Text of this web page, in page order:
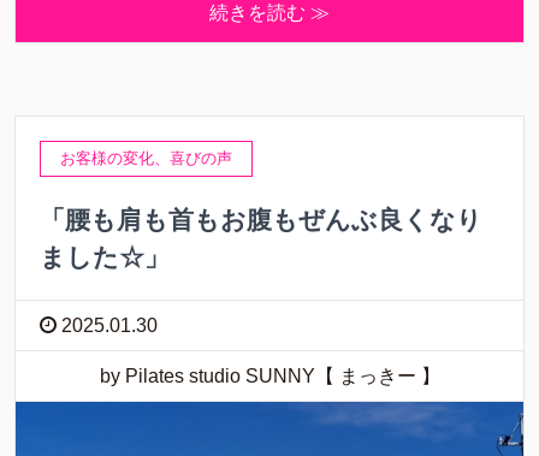
続きを読む ≫
お客様の変化、喜びの声
「腰も肩も首もお腹もぜんぶ良くなり
ました☆」
2025.01.30
by Pilates studio SUNNY【 まっきー 】